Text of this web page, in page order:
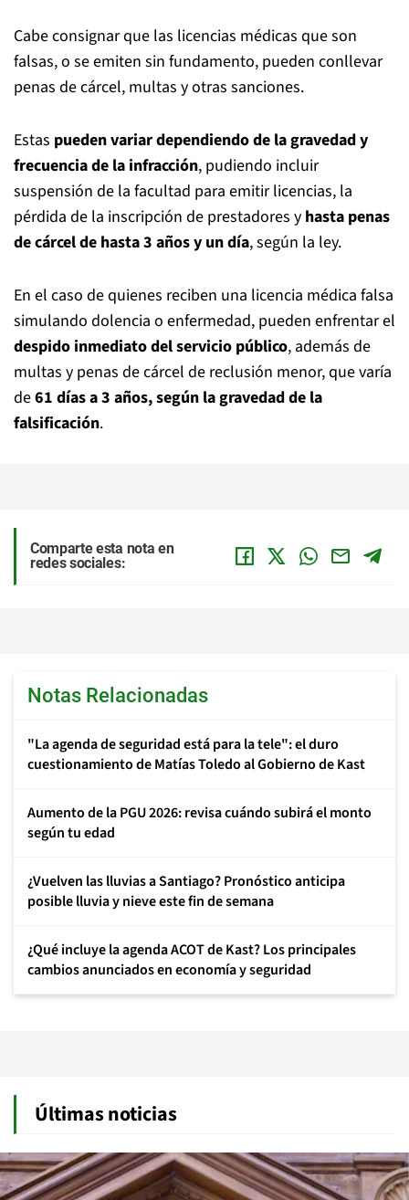
Cabe consignar que las licencias médicas que son
falsas, o se emiten sin fundamento, pueden conllevar
penas de cárcel, multas y otras sanciones.
Estas pueden variar dependiendo de la gravedad y
frecuencia de la infracción, pudiendo incluir
suspensión de la facultad para emitir licencias, la
pérdida de la inscripción de prestadores y hasta penas
de cárcel de hasta 3 años y un día, según la ley.
En el caso de quienes reciben una licencia médica falsa
simulando dolencia o enfermedad, pueden enfrentar el
despido inmediato del servicio público, además de
multas y penas de cárcel de reclusión menor, que varía
de61 días a 3 años, según la gravedad de la
falsificación.
Comparte esta nota en
redes sociales:
Notas Relacionadas
"La agenda de seguridad está para la tele": el duro
cuestionamiento de Matías Toledo al Gobierno de Kast
Aumento de la PGU 2026: revisa cuándo subirá el monto
según tu edad
¿Vuelven las lluvias a Santiago? Pronóstico anticipa
posible lluvia y nieve este fin de semana
¿Qué incluye la agenda ACOT de Kast? Los principales
cambios anunciados en economía y seguridad
Últimas noticias